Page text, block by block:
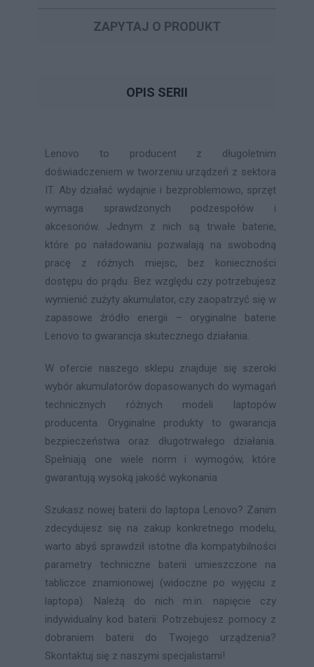
ZAPYTAJ O PRODUKT
OPIS SERII
Lenovo to producent z długoletnim
doświadczeniem w tworzeniu urządzeń z sektora
IT. Aby działać wydajnie i bezproblemowo, sprzęt
wymaga sprawdzonych podzespołów i
akcesoriów. Jednym z nich są trwałe baterie,
które po naładowaniu pozwalają na swobodną
pracę z różnych miejsc, bez konieczności
dostępu do prądu. Bez względu czy potrzebujesz
wymienić zużyty akumulator, czy zaopatrzyć się w
zapasowe źródło energii – oryginalne baterie
Lenovo to gwarancja skutecznego działania.
W ofercie naszego sklepu znajduje się szeroki
wybór akumulatorów dopasowanych do wymagań
technicznych różnych modeli laptopów
producenta. Oryginalne produkty to gwarancja
bezpieczeństwa oraz długotrwałego działania.
Spełniają one wiele norm i wymogów, które
gwarantują wysoką jakość wykonania
Szukasz nowej baterii do laptopa Lenovo? Zanim
zdecydujesz się na zakup konkretnego modelu,
warto abyś sprawdził istotne dla kompatybilności
parametry techniczne baterii umieszczone na
tabliczce znamionowej (widoczne po wyjęciu z
laptopa). Należą do nich m.in. napięcie czy
indywidualny kod baterii. Potrzebujesz pomocy z
dobraniem baterii do Twojego urządzenia?
Skontaktuj się z naszymi specjalistami!